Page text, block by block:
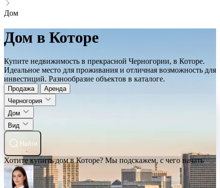
Дом
Дом в Которе
Купите недвижимость в прекрасной Черногории, в Которе.
Идеальное место для проживания и отличная возможность для
инвестиций. Разнообразие объектов в каталоге.
Продажа
Аренда
Черногория
Дом
Вид
Найти
Хотите купить дом в Которе? Мы подскажем, с чего начать